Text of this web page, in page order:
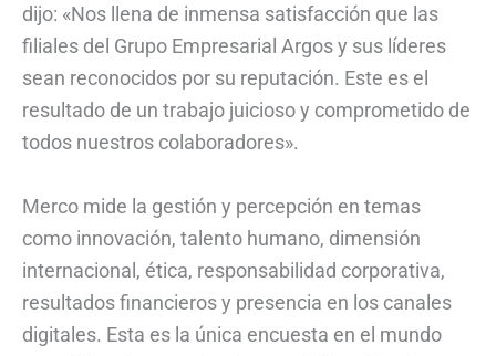
dijo: «Nos llena de inmensa satisfacción que las
filiales del Grupo Empresarial Argos y sus líderes
sean reconocidos por su reputación. Este es el
resultado de un trabajo juicioso y comprometido de
todos nuestros colaboradores».
Merco mide la gestión y percepción en temas
como innovación, talento humano, dimensión
internacional, ética, responsabilidad corporativa,
resultados financieros y presencia en los canales
digitales. Esta es la única encuesta en el mundo